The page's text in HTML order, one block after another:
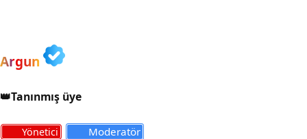
l
a
h
Argun
👑Tanınmış üye
Yönetici Moderatör